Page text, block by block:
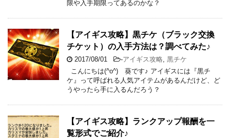
限や入手期限ってあるのかな？
【アイギス攻略】黒チケ（ブラック交換
チケット）の入手方法は？調べてみた♪
2017/08/01 -アイギス攻略 黒チケ
こんにちは(^o^) 葵です♪ アイギスには『黒チ
ケ』って呼ばれる人気アイテムがあるんだけど、ど
うやったら手に入るんだろう？
【アイギス攻略】ランクアップ報酬を一
覧形式でご紹介♪